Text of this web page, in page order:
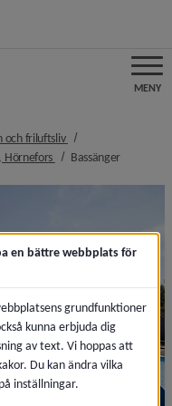
MENY
och friluftsliv nivå i
Hörnefors nivå i
Bassängernivå i
en bättre webbplats för
grundfunktioner
kunna erbjuda dig
av text. Vi hoppas att
Du kan ändra vilka
inställningar.